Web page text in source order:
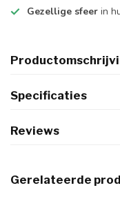
Gezellige sfeer in
Specificaties
Reviews
Gerelateerde